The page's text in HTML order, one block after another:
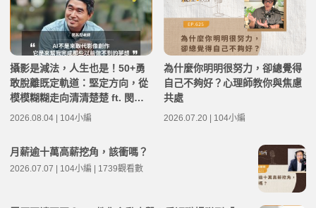
攝影是減法，人生也是！50+勇
敢脫離既定軌道：堅定方向，從
模模糊糊走向清清楚楚 ft. 閔其
慰老師 | 高年級不打烊 x 用 AI
2026.08.04 | 104小編
為什麼你明明很努力，卻總覺得
自己不夠好？心理師教你與焦慮
共處
2026.07.20 | 104小編
月薪逾十萬高薪挖角，該衝嗎？
2026.07.07 | 104小編 | 1739觀看數